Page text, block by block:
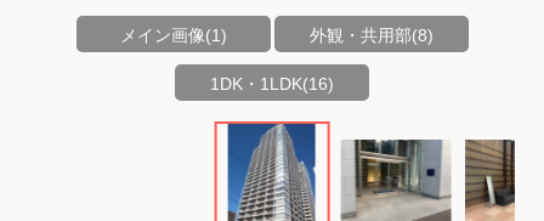
メイン画像(1) 外観・共用部(8)
1DK・1LDK(16)